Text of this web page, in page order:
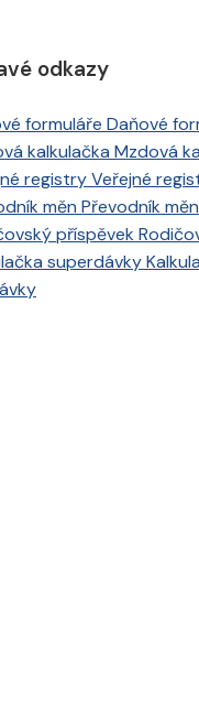
odkazy
Daňové
Mzdová
Veřejné
Převodník měn